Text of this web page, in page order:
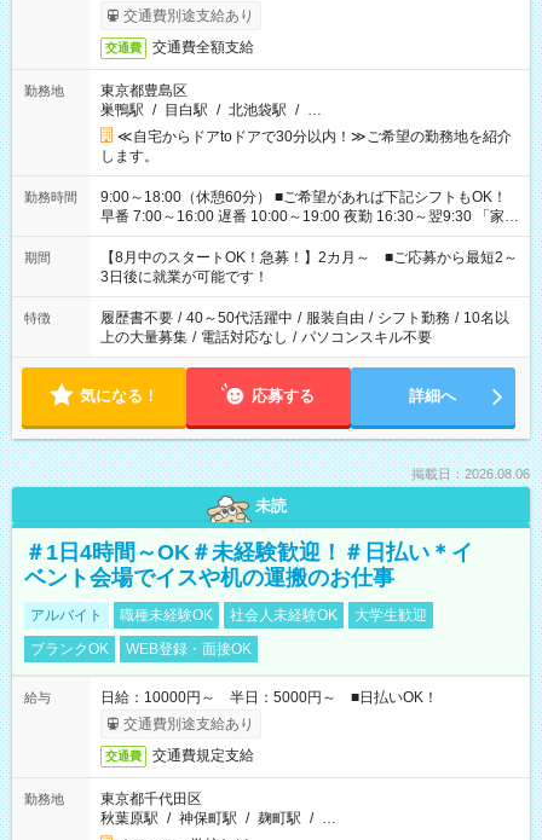
交通費別途支給あり
交通費 交通費全額支給
勤務地
東京都豊島区
巣鴨駅 / 目白駅 / 北池袋駅 / …
≪自宅からドアtoドアで30分以内！≫ご希望の勤務地を紹介
します。
勤務時間
9:00～18:00（休憩60分） ■ご希望があれば下記シフトもOK！
早番 7:00～16:00 遅番 10:00～19:00 夜勤 16:30～翌9:30 「家族
と休みを合わせたい」 「余裕を持って夕飯の準備がしたい」
「できれば残業はしたくない」 など、ご希望を教えてください
ね。 ※Wワーク希望の方へ 今ご覧のお仕事で希望する勤務時間
と、もう1つのお仕事の勤務時間。 合計で週40時間を超える場
合は応募できません。
期間
【8月中のスタートOK！急募！】2カ月～ ■ご応募から最短2～
3日後に就業が可能です！
特徴 履歴書不要 / 40～50代活躍中 / 服装自由 / シフト勤務 / 10名以
上の大量募集 / 電話対応なし / パソコンスキル不要
気になる！ 応募する 詳細へ
掲載日：2026.08.06
未読
＃1日4時間～OK＃未経験歓迎！＃日払い＊イ
ベント会場でイスや机の運搬のお仕事
アルバイト 職種未経験OK 社会人未経験OK
大学生歓迎
ブランクOK
WEB登録・面接OK
給与
日給：10000円～ 半日：5000円～ ■日払いOK！
交通費別途支給あり
交通費 交通費規定支給
勤務地
東京都千代田区
秋葉原駅 / 神保町駅 / 麹町駅 / …